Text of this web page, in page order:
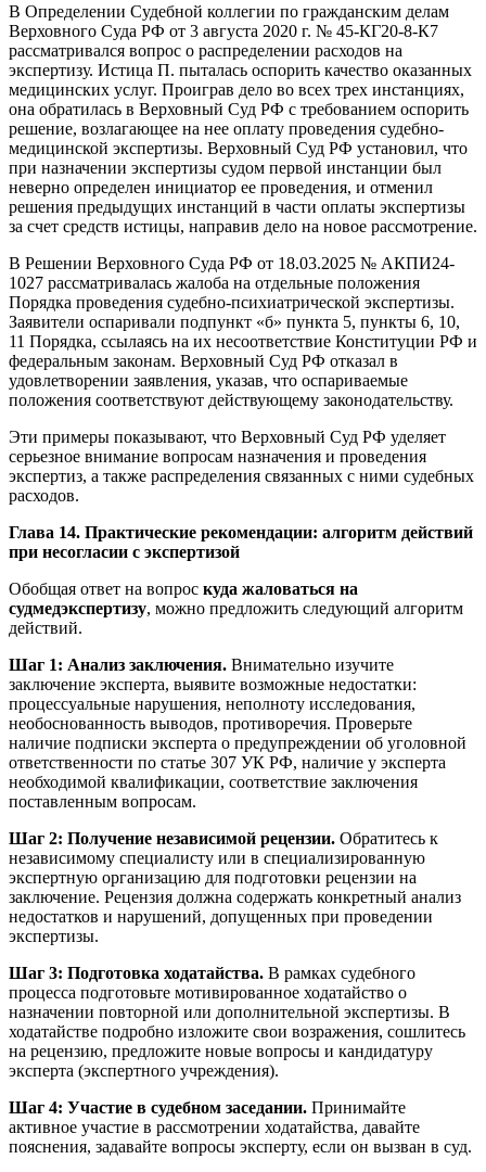
В Определении Судебной коллегии по гражданским делам
Верховного Суда РФ от 3 августа 2020 г. № 45-КГ20-8-К7
рассматривался вопрос о распределении расходов на
экспертизу. Истица П. пыталась оспорить качество оказанных
медицинских услуг. Проиграв дело во всех трех инстанциях,
она обратилась в Верховный Суд РФ с требованием оспорить
решение, возлагающее на нее оплату проведения судебно-
медицинской экспертизы. Верховный Суд РФ установил, что
при назначении экспертизы судом первой инстанции был
неверно определен инициатор ее проведения, и отменил
решения предыдущих инстанций в части оплаты экспертизы
за счет средств истицы, направив дело на новое рассмотрение.
В Решении Верховного Суда РФ от 18.03.2025 № АКПИ24-
1027 рассматривалась жалоба на отдельные положения
Порядка проведения судебно-психиатрической экспертизы.
Заявители оспаривали подпункт «б» пункта 5, пункты 6, 10,
11 Порядка, ссылаясь на их несоответствие Конституции РФ и
федеральным законам. Верховный Суд РФ отказал в
удовлетворении заявления, указав, что оспариваемые
положения соответствуют действующему законодательству.
Эти примеры показывают, что Верховный Суд РФ уделяет
серьезное внимание вопросам назначения и проведения
экспертиз, а также распределения связанных с ними судебных
расходов.
Глава 14. Практические рекомендации: алгоритм действий
при несогласии с экспертизой
Обобщая ответ на вопрос куда жаловаться на
судмедэкспертизу, можно предложить следующий алгоритм
действий.
Шаг 1: Анализ заключения. Внимательно изучите
заключение эксперта, выявите возможные недостатки:
процессуальные нарушения, неполноту исследования,
необоснованность выводов, противоречия. Проверьте
наличие подписки эксперта о предупреждении об уголовной
ответственности по статье 307 УК РФ, наличие у эксперта
необходимой квалификации, соответствие заключения
поставленным вопросам.
Шаг 2: Получение независимой рецензии. Обратитесь к
независимому специалисту или в специализированную
экспертную организацию для подготовки рецензии на
заключение. Рецензия должна содержать конкретный анализ
недостатков и нарушений, допущенных при проведении
экспертизы.
Шаг 3: Подготовка ходатайства. В рамках судебного
процесса подготовьте мотивированное ходатайство о
назначении повторной или дополнительной экспертизы. В
ходатайстве подробно изложите свои возражения, сошлитесь
на рецензию, предложите новые вопросы и кандидатуру
эксперта (экспертного учреждения).
Шаг 4: Участие в судебном заседании. Принимайте
активное участие в рассмотрении ходатайства, давайте
пояснения, задавайте вопросы эксперту, если он вызван в суд.